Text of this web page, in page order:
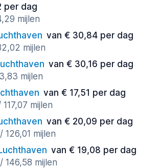
per dag
mijlen
van € 30,84 per dag
mijlen
van € 30,16 per dag
mijlen
van € 17,51 per dag
mijlen
van € 20,09 per dag
126,01 mijlen
van € 19,08 per dag
146,58 mijlen